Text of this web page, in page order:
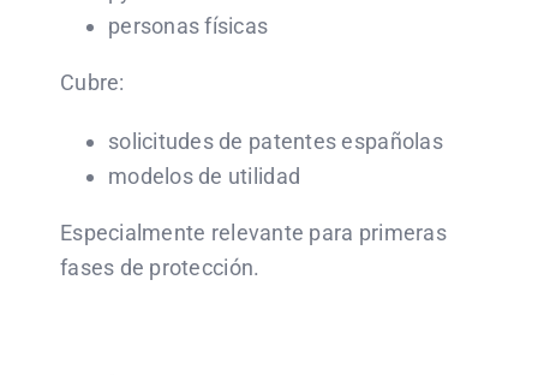
personas físicas
Cubre:
solicitudes de patentes españolas
modelos de utilidad
Especialmente relevante para primeras
fases de protección.